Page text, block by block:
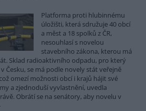
Platforma proti hlubinnému
úložišti, která sdružuje 40 obcí
a měst a 18 spolků z ČR,
nesouhlasí s novelou
stavebního zákona, kterou má
Sklad radioaktivního odpadu, pro který
Česku, se má podle novely stát veřejně
omezí možnosti obcí i krajů hájit své
a zjednoduší vyvlastnění, uvedla
Obrátí se na senátory, aby novelu v